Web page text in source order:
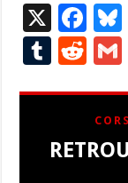
X
F
ac
e
b
o
o
T
bl
r
R
d
di
t
l